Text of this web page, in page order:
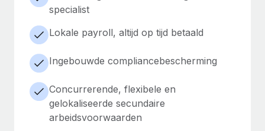
specialist
Lokale payroll, altijd op tijd betaald
Ingebouwde compliancebescherming
Concurrerende, flexibele en
gelokaliseerde secundaire
arbeidsvoorwaarden